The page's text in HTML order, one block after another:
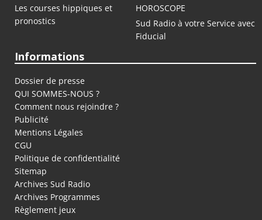
Les courses hippiques et
pronostics
HOROSCOPE
Sud Radio à votre Service avec
Fiducial
Informations
Dossier de presse
QUI SOMMES-NOUS ?
Comment nous rejoindre ?
Publicité
Mentions Légales
CGU
Politique de confidentialité
Sitemap
Archives Sud Radio
Archives Programmes
Règlement jeux